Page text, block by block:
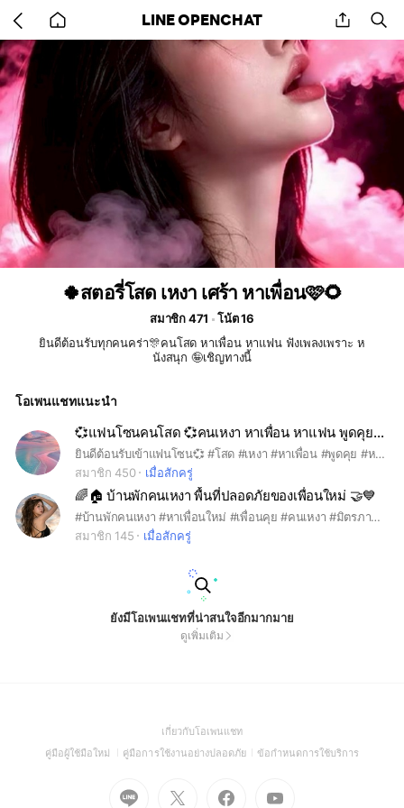
back
to
home
LINE OPENCHAT share
🍀สตอรี่โสด เหงา เศร้า หาเพื่อน🩷🌻
สมาชิก 471
โน้ต 16
ยินดีต้อนรับทุกคนคร่า🎊คนโสด หาเพื่อน หาแฟน ฟังเพลงเพราะ ห
นังสนุก 🤪เชิญทางนี้
โอเพนแชทแนะนำ
💞แฟนโซนคนโสด 💞คนเหงา หาเพื่อน หาแฟน พูดคุย 💖
ยินดีต้อนรับเข้าแฟนโซน💞 #โสด #เหงา #หาเพื่อน #พูดคุย #หามิตรภาพ #หาคู่ (ก่อนเข้ามาใส่รูปให้ด้วยนะครับ)
สมาชิก 450
เมื่อสักครู่
🌈🏠 บ้านพักคนเหงา พื้นที่ปลอดภัยของเพื่อนใหม่ 🤝💙
#บ้านพักคนเหงา #หาเพื่อนใหม่ #เพื่อนคุย #คนเหงา #มิตรภาพดีๆ #คุยเล่นได้ #ระบายได้ #ยินดีต้อนรับสมาชิกใหม่ #อยู่ด้วยกันอย่างสบายใจ #SafeSpace #NewFriends #Friendship
สมาชิก 145
เมื่อสักครู่
ยังมีโอเพนแชทที่น่าสนใจอีกมากมาย
ดูเพิ่มเติม
เกี่ยวกับโอเพนแชท(Open
in
window)
คู่มือผู้ใช้มือใหม่
(Open
คู่มือการใช้งานอย่างปลอดภัย(Open
ข้อกำหนดการใช้บริการ(Open
Go
Go
Go